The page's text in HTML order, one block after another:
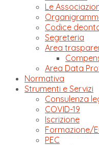
Le
Codice
Segreteria
Area
Area Data
Normativa
Strumenti e Servizi
Consulenza
COVID-19
Iscrizione
Formazione/
PEC